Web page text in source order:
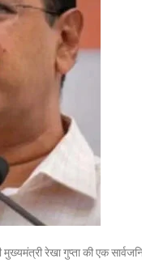
रेखा गुप्ता की एक